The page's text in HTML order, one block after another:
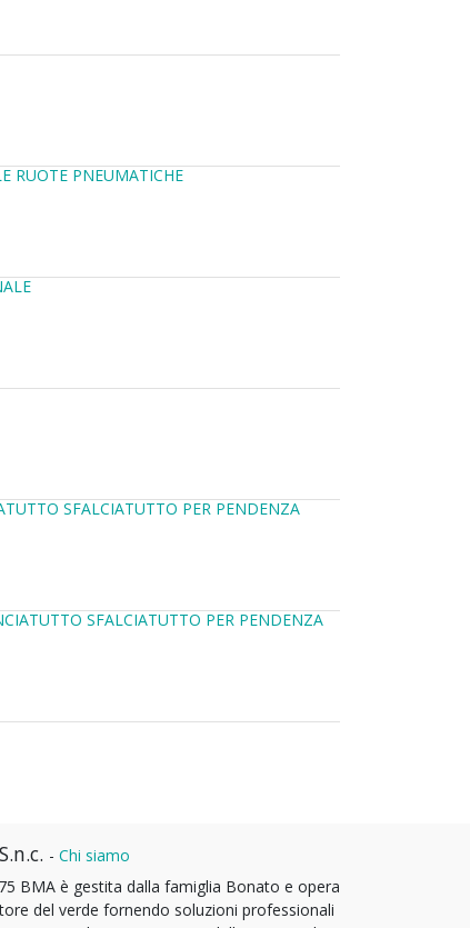
RUOTE PNEUMATICHE
SFALCIATUTTO PER PENDENZA
SFALCIATUTTO PER PENDENZA
- Chi siamo
BMA è gestita dalla famiglia Bonato e opera
del verde fornendo soluzioni professionali